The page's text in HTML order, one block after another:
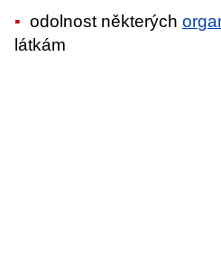
odolnost některých
látkám